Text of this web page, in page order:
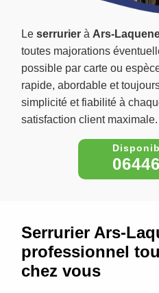
Le serrurier à Ars-
toutes majorations
possible par carte ou
rapide, abordable et
simplicité et fiabilité à
satisfaction client maximale.
Serrurier Ars-
professionnel
chez vous